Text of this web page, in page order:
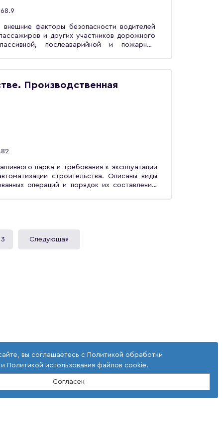
68.9
факторы безопасности водителей
и других участников дорожного
послеаварийной и пожарной
бакалавров соответствующих
Производственная
парка и требования к эксплуатации
строительства. Описаны виды
операций и порядок их составления.
эксплуатации, порядок сбора и
виды альтернативного моторного
механизированных работ в строительстве.
3 Следующая
вы соглашаетесь с Политикой обработки
и Политикой использования файлов cookie.
Согласен